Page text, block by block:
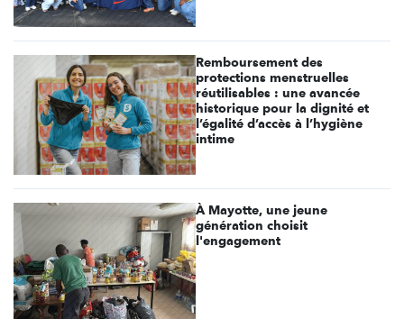
Remboursement des
protections menstruelles
réutilisables : une avancée
historique pour la dignité et
l’égalité d’accès à l’hygiène
intime
À Mayotte, une jeune
génération choisit
l'engagement